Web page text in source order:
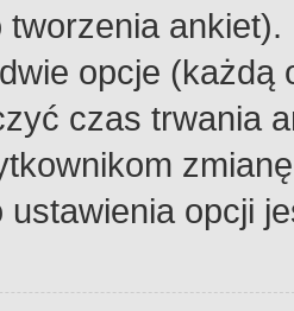
tworzenia
opcje
czas trwania
ustawienia opcji